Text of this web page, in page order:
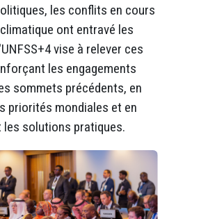
les conflits en cours
ont entravé les
vise à relever ces
les engagements
sommets précédents, en
priorités mondiales et en
les solutions pratiques.